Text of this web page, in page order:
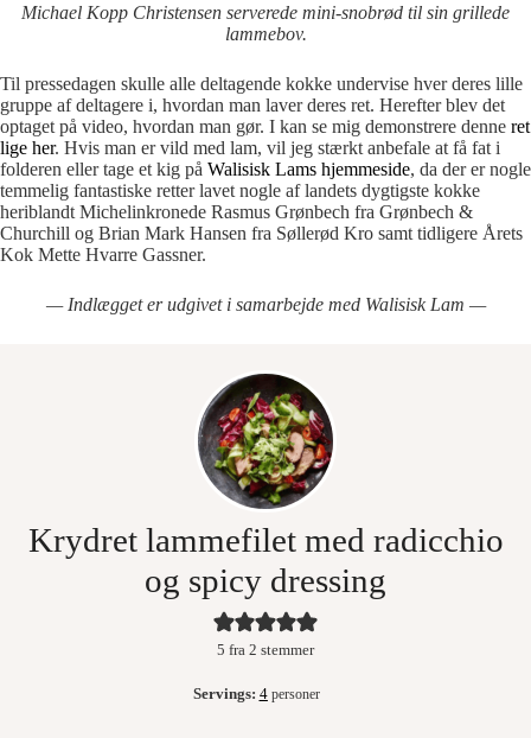
Michael Kopp Christensen serverede mini-snobrød til sin grillede
lammebov.
Til pressedagen skulle alle deltagende kokke undervise hver deres lille
gruppe af deltagere i, hvordan man laver deres ret. Herefter blev det
optaget på video, hvordan man gør. I kan se mig demonstrere denne ret
lige her. Hvis man er vild med lam, vil jeg stærkt anbefale at få fat i
folderen eller tage et kig på Walisisk Lams hjemmeside, da der er nogle
temmelig fantastiske retter lavet nogle af landets dygtigste kokke
heriblandt Michelinkronede Rasmus Grønbech fra Grønbech &
Churchill og Brian Mark Hansen fra Søllerød Kro samt tidligere Årets
Kok Mette Hvarre Gassner.
— Indlægget er udgivet i samarbejde med Walisisk Lam —
Krydret lammefilet med radicchio
og spicy dressing
5 fra 2 stemmer
Servings: 4 personer